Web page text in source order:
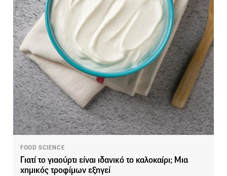
FOOD SCIENCE
Γιατί το γιαούρτι είναι ιδανικό το καλοκαίρι; Μια
χημικός τροφίμων εξηγεί